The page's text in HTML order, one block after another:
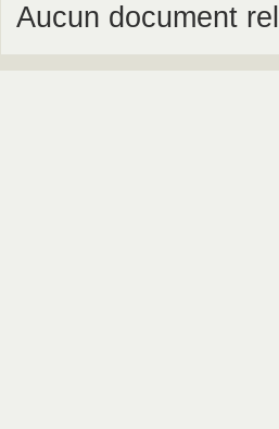
Aucun document